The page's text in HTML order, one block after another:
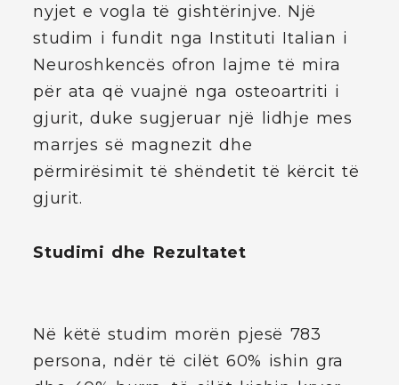
nyjet e vogla të gishtërinjve. Një
studim i fundit nga Instituti Italian i
Neuroshkencës ofron lajme të mira
për ata që vuajnë nga osteoartriti i
gjurit, duke sugjeruar një lidhje mes
marrjes së magnezit dhe
përmirësimit të shëndetit të kërcit të
gjurit.
Studimi dhe Rezultatet
Në këtë studim morën pjesë 783
persona, ndër të cilët 60% ishin gra